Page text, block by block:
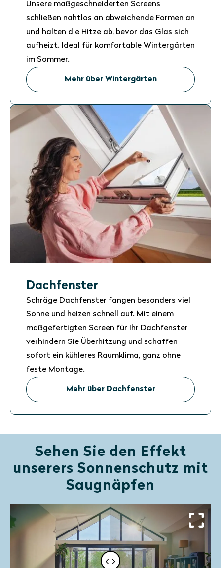
Unsere maßgeschneiderten Screens
schließen nahtlos an abweichende Formen an
und halten die Hitze ab, bevor das Glas sich
aufheizt. Ideal für komfortable Wintergärten
im Sommer.
Mehr über Wintergärten
Dachfenster
Schräge Dachfenster fangen besonders viel
Sonne und heizen schnell auf. Mit einem
maßgefertigten Screen für Ihr Dachfenster
verhindern Sie Überhitzung und schaffen
sofort ein kühleres Raumklima, ganz ohne
feste Montage.
Mehr über Dachfenster
Sehen Sie den Effekt
unserers Sonnenschutz mit
Saugnäpfen